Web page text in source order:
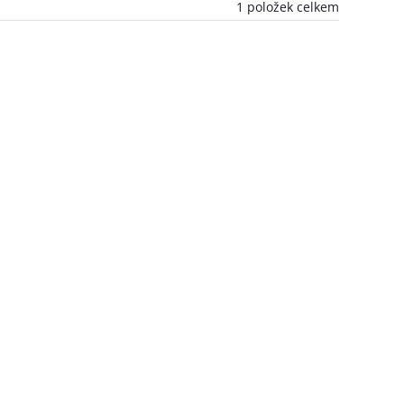
1 položek celkem